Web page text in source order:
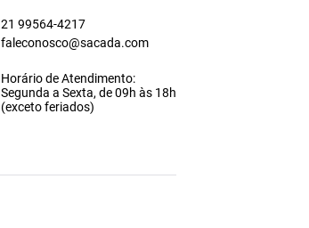
21 99564-4217
faleconosco@sacada.com
Horário de Atendimento:
Segunda a Sexta, de 09h às 18h
(exceto feriados)